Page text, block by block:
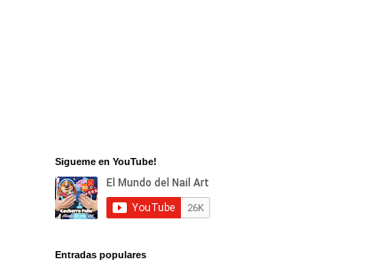
Sigueme en YouTube!
Entradas populares